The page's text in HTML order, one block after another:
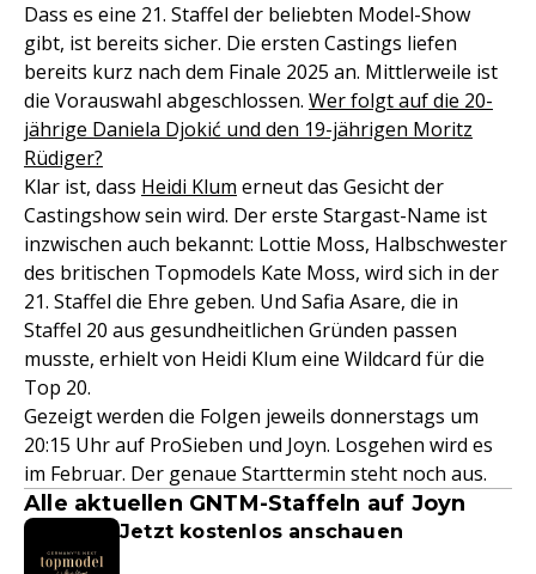
Dass es eine 21. Staffel der beliebten Model-Show
gibt, ist bereits sicher. Die ersten Castings liefen
bereits kurz nach dem Finale 2025 an. Mittlerweile ist
die Vorauswahl abgeschlossen. Wer folgt auf die 20-
jährige Daniela Djokić und den 19-jährigen Moritz
Rüdiger?
Klar ist, dass Heidi Klum erneut das Gesicht der
Castingshow sein wird. Der erste Stargast-Name ist
inzwischen auch bekannt: Lottie Moss, Halbschwester
des britischen Topmodels Kate Moss, wird sich in der
21. Staffel die Ehre geben. Und Safia Asare, die in
Staffel 20 aus gesundheitlichen Gründen passen
musste, erhielt von Heidi Klum eine Wildcard für die
Top 20.
Gezeigt werden die Folgen jeweils donnerstags um
20:15 Uhr auf ProSieben und Joyn. Losgehen wird es
im Februar. Der genaue Starttermin steht noch aus.
Alle aktuellen GNTM-Staffeln auf Joyn
Jetzt kostenlos anschauen